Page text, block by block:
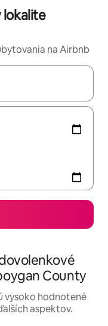
lokalite
na Airbnb
si ich prechádzať
County
vysoko hodnotené
aspektov.